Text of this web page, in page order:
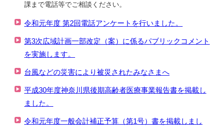
課まで電話等でご相談ください。
令和元年度 第2回電話アンケートを行いました。
第3次広域計画一部改定（案）に係るパブリックコメント
を実施します。
台風などの災害により被災されたみなさまへ
平成30年度神奈川県後期高齢者医療事業報告書を掲載し
ました。
令和元年度一般会計補正予算（第1号）書を掲載しまし